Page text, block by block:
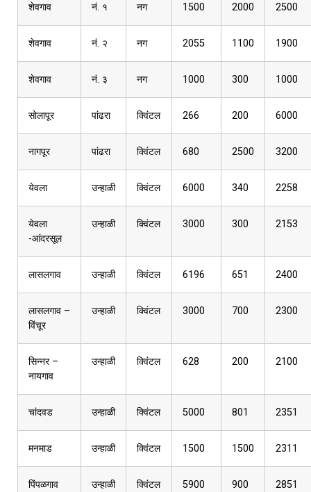
शेवगाव नं. १ नग 1500 2000 2500
शेवगाव नं. २ नग 2055 1100 1900
शेवगाव नं. ३ नग 1000 300 1000
सोलापूर पांढरा क्विंटल 266 200 6000
नागपूर पांढरा क्विंटल 680 2500 3200
येवला उन्हाळी क्विंटल 6000 340 2258
येवला
-आंदरसूल
उन्हाळी क्विंटल 3000 300 2153
लासलगाव उन्हाळी क्विंटल 6196 651 2400
लासलगाव –
विंचूर
उन्हाळी क्विंटल 3000 700 2300
सिन्नर –
नायगाव
उन्हाळी क्विंटल 628 200 2100
चांदवड उन्हाळी क्विंटल 5000 801 2351
मनमाड उन्हाळी क्विंटल 1500 1500 2311
पिंपळगाव
उन्हाळी क्विंटल 5900 900 2851